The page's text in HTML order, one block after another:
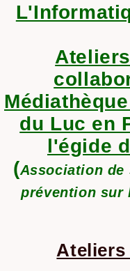
du Luc en
l'égide
(Association de
prévention sur